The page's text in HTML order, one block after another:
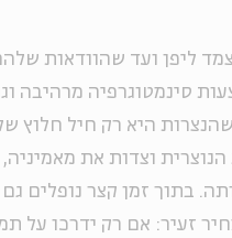
ליפן ועד שהוודאות
סינמטוגרפיה מרהיבה
היא רק חיל חלוץ
וצדות את מאמיניה,
בתוך זמן קצר נופלים גם
זעיר: אם רק ידרכו על